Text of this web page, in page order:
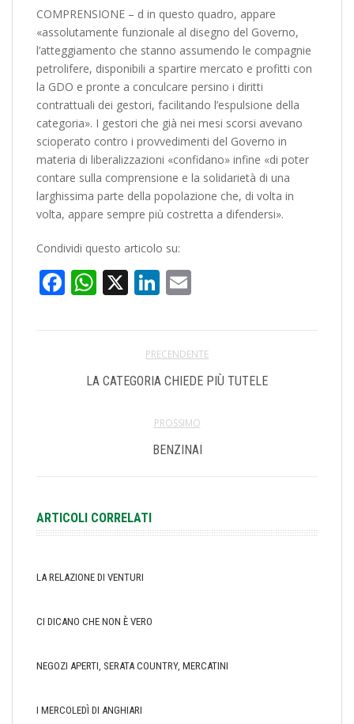
COMPRENSIONE – d in questo quadro, appare
«assolutamente funzionale al disegno del Governo,
l’atteggiamento che stanno assumendo le compagnie
petrolifere, disponibili a spartire mercato e profitti con
la GDO e pronte a conculcare persino i diritti
contrattuali dei gestori, facilitando l’espulsione della
categoria». I gestori che già nei mesi scorsi avevano
scioperato contro i provvedimenti del Governo in
materia di liberalizzazioni «confidano» infine «di poter
contare sulla comprensione e la solidarietà di una
larghissima parte della popolazione che, di volta in
volta, appare sempre più costretta a difendersi».
Condividi questo articolo su:
Facebook
WhatsApp
X LinkedIn
PRECENDENTE
LA CATEGORIA CHIEDE PIÙ TUTELE
PROSSIMO
BENZINAI
ARTICOLI CORRELATI
LA RELAZIONE DI VENTURI
CI DICANO CHE NON È VERO
NEGOZI APERTI, SERATA COUNTRY, MERCATINI
I MERCOLEDÌ DI ANGHIARI